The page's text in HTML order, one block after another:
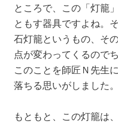
ところで、この「灯籠
ともす器具ですよね。
石灯籠というもの、そ
点が変わってくるので
このことを師匠Ｎ先生
落ちる思いがしました。
もともと、この灯籠は